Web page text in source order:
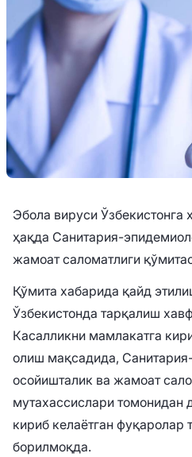
Эбола вируси Ўзбекистонга
ҳақда Санитария-
жамоат саломатлиги
Қўмита хабарида қайд
Ўзбекистонда тарқалиш
Касалликни мамлакатга
олиш мақсадида,
осойишталик ва жамоат
мутахассислари томонидан
кириб келаётган фуқаролар
борилмоқда.